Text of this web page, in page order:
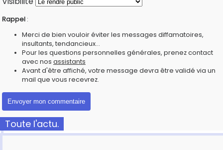
Rappel :
Merci de bien vouloir éviter les messages diffamatoires,
insultants, tendancieux...
Pour les questions personnelles générales, prenez contact
avec nos assistants
Avant d'être affiché, votre message devra être validé via un
mail que vous recevrez.
Toute l'actu.